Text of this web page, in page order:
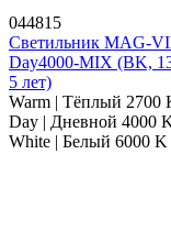
044815
Светильник MAG-
Day4000-MIX (BK,
5 лет)
Warm | Тёплый 2700
Day | Дневной 4000
White | Белый 6000 K